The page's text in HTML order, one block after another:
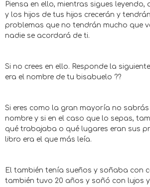
Piensa en ello, mientras sigues leyendo,
y los hijos de tus hijos crecerán y
problemas que no tendrán mucho que
nadie se acordará de ti.
Si no crees en ello. Responde la
era el nombre de tu bisabuelo ??
Si eres como la gran mayoría no sabrás
nombre y si en el caso que lo sepas,
qué trabajaba o qué lugares eran sus
libro era el que más leía.
El también tenía sueños y soñaba con
también tuvo 20 años y soñó con lujos